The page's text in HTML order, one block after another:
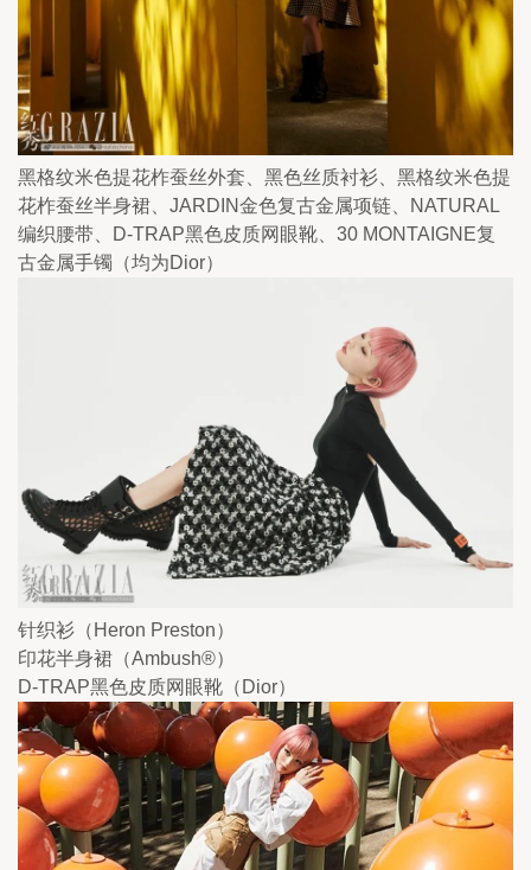
黑格纹米色提花柞蚕丝外套、黑色丝质衬衫、黑格纹米色提
花柞蚕丝半身裙、JARDIN金色复古金属项链、NATURAL
编织腰带、D-TRAP黑色皮质网眼靴、30 MONTAIGNE复
古金属手镯（均为Dior）
针织衫（Heron Preston）
印花半身裙（Ambush®）
D-TRAP黑色皮质网眼靴（Dior）